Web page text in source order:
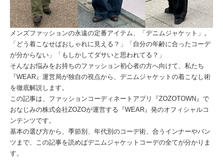
メンズファッションの永遠の定番アイテム、「デニムジャケット」。
「どう着こなせばおしゃれに見える？」「自分の年齢に合ったコーデ
が分からない」「もしかしてダサいと思われてる？」
そんなお悩みをお持ちのファッション初心者の方へ向けて、私たち
『WEAR』運営局が独自の視点から、デニムジャケットの着こなし術
を徹底解説します。
この記事は、ファッションコーディネートアプリ『ZOZOTOWN』で
おなじみの株式会社ZOZOが運営する『WEAR』発のオフィシャルコ
ンテンツです。
基本の選び方から、季節別、年代別のコーデ術、合うインナーやパン
ツまで、この記事を読めばデニムジャケットコーデの全てが分かりま
す。